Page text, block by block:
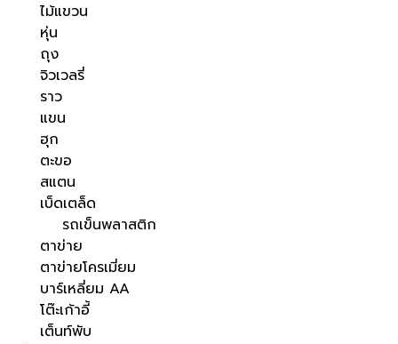
ไม้แขวน
หุ่น
ถุง
จิวเวลรี่
ราว
แขน
ฮุก
ตะขอ
สแตน
เบ็ดเตล็ด
รถเข็นพลาสติก
ตาข่าย
ตาข่ายโครเมี่ยม
บาร์เหลี่ยม AA
โต๊ะเก้าอี้
เต็นท์พับ